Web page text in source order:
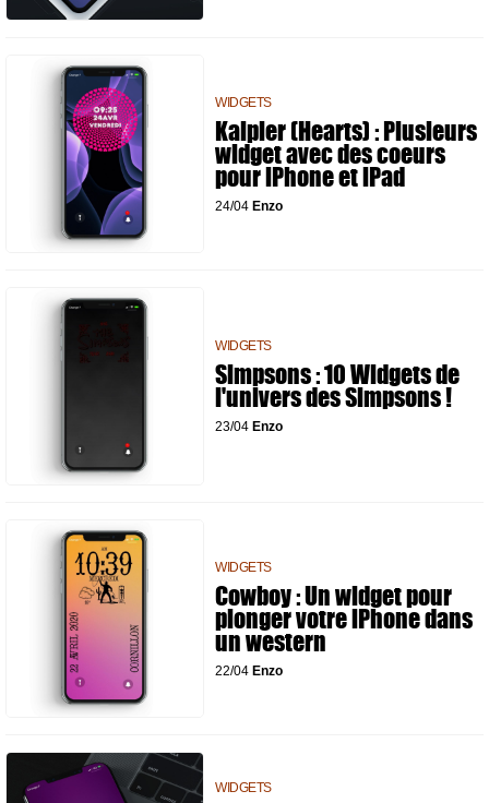
WIDGETS
Kalpler (Hearts) : Plusieurs
widget avec des coeurs
pour iPhone et iPad
24/04 Enzo
WIDGETS
Simpsons : 10 Widgets de
l'univers des Simpsons !
23/04 Enzo
WIDGETS
Cowboy : Un widget pour
plonger votre iPhone dans
un western
22/04 Enzo
WIDGETS